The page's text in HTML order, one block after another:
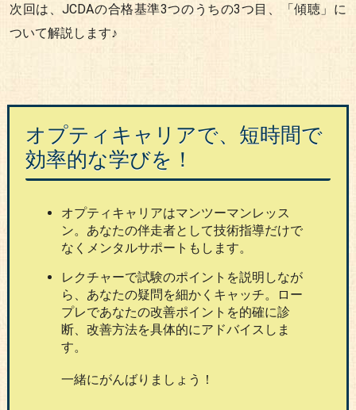
次回は、JCDAの合格基準3つのうちの3つ目、「傾聴」に
ついて解説します♪
オプティキャリアで、短時間で
効率的な学びを！
オプティキャリアはマンツーマンレッス
ン。あなたの伴走者として技術指導だけで
なくメンタルサポートもします。
レクチャーで試験のポイントを説明しなが
ら、あなたの疑問を細かくキャッチ。ロー
プレであなたの改善ポイントを的確に診
断、改善方法を具体的にアドバイスしま
す。
一緒にがんばりましょう！